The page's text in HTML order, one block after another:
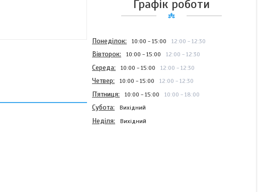
Графік роботи
Понеділок 10:00 15:00 12:00 12:30
Вівторок 10:00 15:00 12:00 12:30
Середа 10:00 15:00 12:00 12:30
Четвер 10:00 15:00 12:00 12:30
Пʼятниця 10:00 15:00 10:00 18:00
Субота Вихідний
Неділя Вихідний